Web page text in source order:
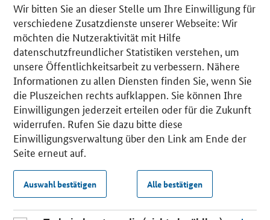
Wir bitten Sie an dieser Stelle um Ihre Einwilligung für
verschiedene Zusatzdienste unserer Webseite: Wir
möchten die Nutzeraktivität mit Hilfe
datenschutzfreundlicher Statistiken verstehen, um
unsere Öffentlichkeitsarbeit zu verbessern. Nähere
Informationen zu allen Diensten finden Sie, wenn Sie
die Pluszeichen rechts aufklappen. Sie können Ihre
Einwilligungen jederzeit erteilen oder für die Zukunft
widerrufen. Rufen Sie dazu bitte diese
Einwilligungsverwaltung über den Link am Ende der
Seite erneut auf.
Auswahl bestätigen Alle bestätigen